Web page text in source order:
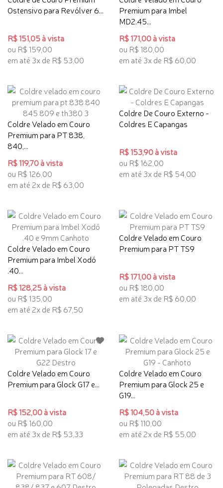
Ostensivo para Revólver 6...
R$ 151,05 à vista
ou R$ 159,00
em até 3x de R$ 53,00
Premium para Imbel
MD2.45...
R$ 171,00 à vista
ou R$ 180,00
em até 3x de R$ 60,00
Coldre Velado em Couro
Premium para PT 838,
840,...
R$ 119,70 à vista
ou R$ 126,00
em até 2x de R$ 63,00
Coldre De Couro Externo -
Coldres E Capangas
R$ 153,90 à vista
ou R$ 162,00
em até 3x de R$ 54,00
Coldre Velado em Couro
Premium para Imbel Xodó
.40...
R$ 128,25 à vista
ou R$ 135,00
em até 2x de R$ 67,50
Coldre Velado em Couro
Premium para PT TS9
R$ 171,00 à vista
ou R$ 180,00
em até 3x de R$ 60,00
Coldre Velado em Couro
Premium para Glock G17 e...
R$ 152,00 à vista
ou R$ 160,00
em até 3x de R$ 53,33
Coldre Velado em Couro
Premium para Glock 25 e
G19...
R$ 104,50 à vista
ou R$ 110,00
em até 2x de R$ 55,00